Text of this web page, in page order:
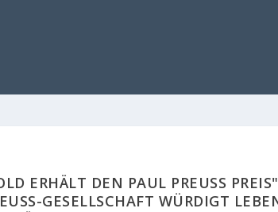
ERHÄLT DEN PAUL PREUSS
GESELLSCHAFT WÜRDIGT